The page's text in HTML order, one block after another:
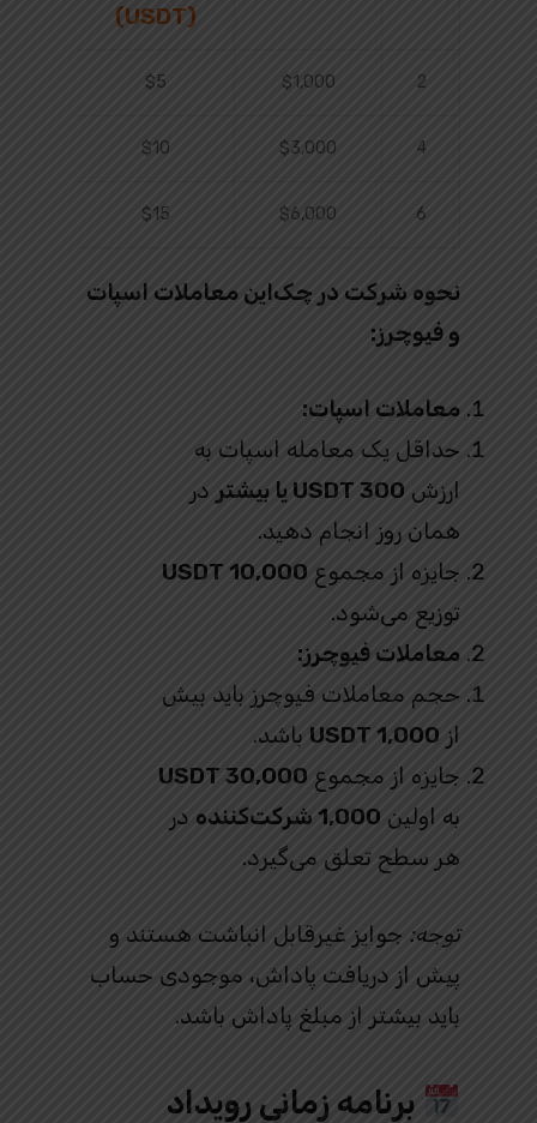
(USDT)
2
$1,000
$5
4
$3,000
$10
6
$6,000
$15
نحوه شرکت در چک‌این معاملات اسپات
و فیوچرز:
معاملات اسپات:
حداقل یک معامله اسپات به
ارزش 300 USDT یا بیشتر
در
همان روز انجام دهید.
جایزه از مجموع 10,000 USDT
توزیع می‌شود.
معاملات فیوچرز:
حجم معاملات فیوچرز باید بیش
از 1,000 USDT
باشد.
جایزه از مجموع 30,000 USDT
به اولین 1,000 شرکت‌کننده
در
هر سطح تعلق می‌گیرد.
توجه: جوایز غیرقابل انباشت هستند و
پیش از دریافت پاداش، موجودی حساب
باید بیشتر از مبلغ پاداش باشد.
برنامه زمانی رویداد